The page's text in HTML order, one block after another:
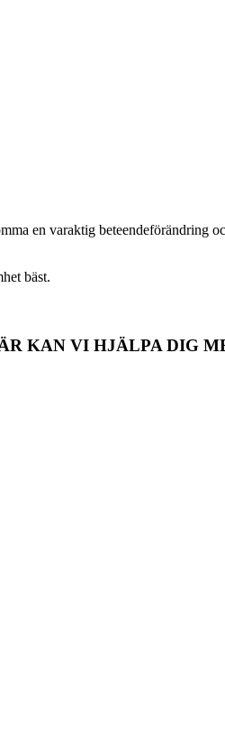
en varaktig beteendeförändring
bäst.
KAN VI HJÄLPA DIG